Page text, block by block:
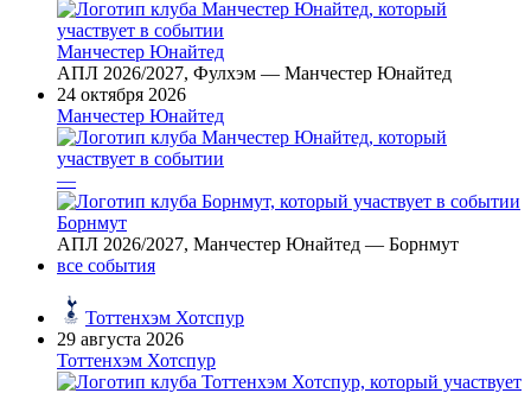
Манчестер Юнайтед
АПЛ 2026/2027, Фулхэм — Манчестер Юнайтед
24 октября 2026
Манчестер Юнайтед
—
Борнмут
АПЛ 2026/2027, Манчестер Юнайтед — Борнмут
все события
Тоттенхэм Хотспур
29 августа 2026
Тоттенхэм Хотспур